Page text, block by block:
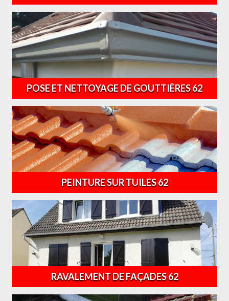
POSE ET NETTOYAGE DE GOUTTIÈRES 62
PEINTURE SUR TUILES 62
RAVALEMENT DE FAÇADES 62